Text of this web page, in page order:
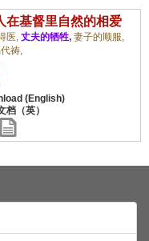
在基督里自然的相爱
医, 丈夫的牺牲, 妻子的顺服,
祷,